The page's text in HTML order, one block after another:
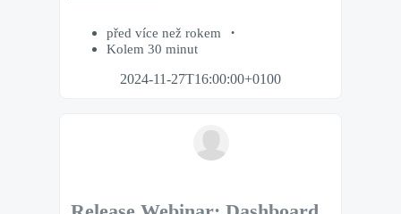
před více než rokem
Kolem 30 minut
2024-11-27T16:00:00+0100